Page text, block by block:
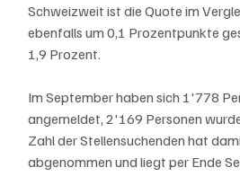
Schweizweit ist die Quote im
ebenfalls um 0,1 Prozentpunkte
1,9 Prozent.
Im September haben sich 1'778
angemeldet, 2'169 Personen
Zahl der Stellensuchenden hat
abgenommen und liegt per Ende